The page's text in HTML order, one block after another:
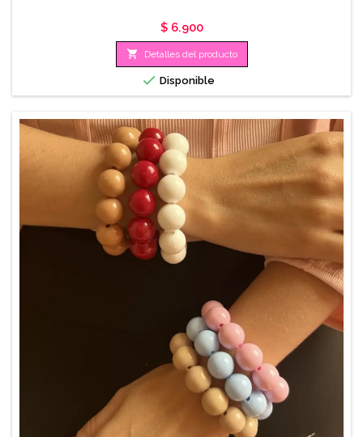
Precio
$ 6.900
 Detalles del producto
 Disponible